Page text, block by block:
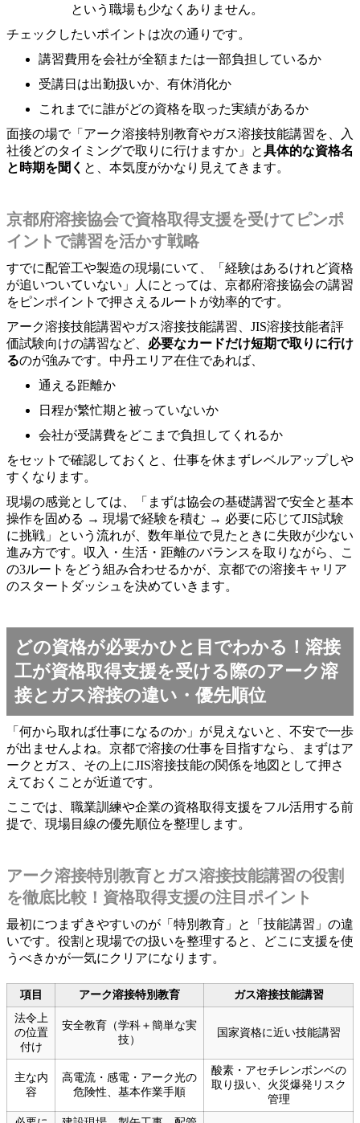
という職場も少なくありません。
チェックしたいポイントは次の通りです。
講習費用を会社が全額または一部負担しているか
受講日は出勤扱いか、有休消化か
これまでに誰がどの資格を取った実績があるか
面接の場で「アーク溶接特別教育やガス溶接技能講習を、入
社後どのタイミングで取りに行けますか」と具体的な資格名
と時期を聞く と、本気度がかなり見えてきます。
京都府溶接協会で資格取得支援を受けてピンポ
イントで講習を活かす戦略
すでに配管工や製造の現場にいて、「経験はあるけれど資格
が追いついていない」人にとっては、京都府溶接協会の講習
をピンポイントで押さえるルートが効率的です。
アーク溶接技能講習やガス溶接技能講習、JIS溶接技能者評
価試験向けの講習など、 必要なカードだけ短期で取りに行け
るのが強みです。中丹エリア在住であれば、
通える距離か
日程が繁忙期と被っていないか
会社が受講費をどこまで負担してくれるか
をセットで確認しておくと、仕事を休まずレベルアップしや
すくなります。
現場の感覚としては、「まずは協会の基礎講習で安全と基本
操作を固める → 現場で経験を積む → 必要に応じてJIS試験
に挑戦」という流れが、数年単位で見たときに失敗が少ない
進み方です。収入・生活・距離のバランスを取りながら、こ
の3ルートをどう組み合わせるかが、京都での溶接キャリア
のスタートダッシュを決めていきます。
どの資格が必要かひと目でわかる！溶接
工が資格取得支援を受ける際のアーク溶
接とガス溶接の違い・優先順位
「何から取れば仕事になるのか」が見えないと、不安で一歩
が出ませんよね。京都で溶接の仕事を目指すなら、まずはア
ークとガス、その上にJIS溶接技能の関係を地図として押さ
えておくことが近道です。
ここでは、職業訓練や企業の資格取得支援をフル活用する前
提で、現場目線の優先順位を整理します。
アーク溶接特別教育とガス溶接技能講習の役割
を徹底比較！資格取得支援の注目ポイント
最初につまずきやすいのが「特別教育」と「技能講習」の違
いです。役割と現場での扱いを整理すると、どこに支援を使
うべきかが一気にクリアになります。
項目 アーク溶接特別教育
ガス溶接技能講習
法令上
の位置
付け
安全教育（学科＋簡単な実
技）
国家資格に近い技能講習
主な内
容
高電流・感電・アーク光の
危険性、基本作業手順
酸素・アセチレンボンベの
取り扱い、火災爆発リスク
管理